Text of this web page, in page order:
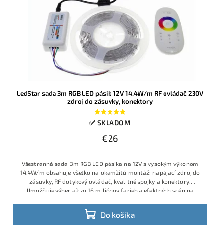
LedStar sada 3m RGB LED pásik 12V 14,4W/m RF ovládač 230V
zdroj do zásuvky, konektory
✅ SKLADOM
€26
Do košíka
Všestranná sada 3m RGB LED pásika na 12V s vysokým výkonom
14,4W/m obsahuje všetko na okamžitú montáž: napájací zdroj do
zásuvky, RF dotykový ovládač, kvalitné spojky a konektory.
Umožňuje výber až zo 16 miliónov farieb a efektných scén na
alebo dekoračné efekty v domácnosti.